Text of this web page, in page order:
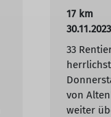
17 km
30.11.2023
33
von
weiter